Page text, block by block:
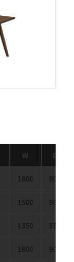
W D
1800 900
1500 900
1350 850
1800 900